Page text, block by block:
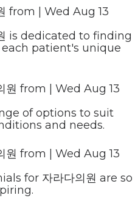
from
Wed Aug 13
is dedicated to finding
patient's unique
원 from
Wed Aug 13
of options to suit
and needs.
원 from
Wed Aug 13
for 자라다의원 are so